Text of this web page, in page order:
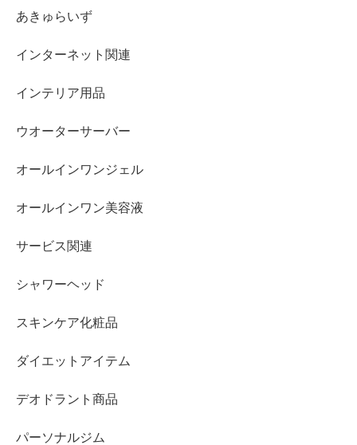
あきゅらいず
インターネット関連
インテリア用品
ウオーターサーバー
オールインワンジェル
オールインワン美容液
サービス関連
シャワーヘッド
スキンケア化粧品
ダイエットアイテム
デオドラント商品
パーソナルジム